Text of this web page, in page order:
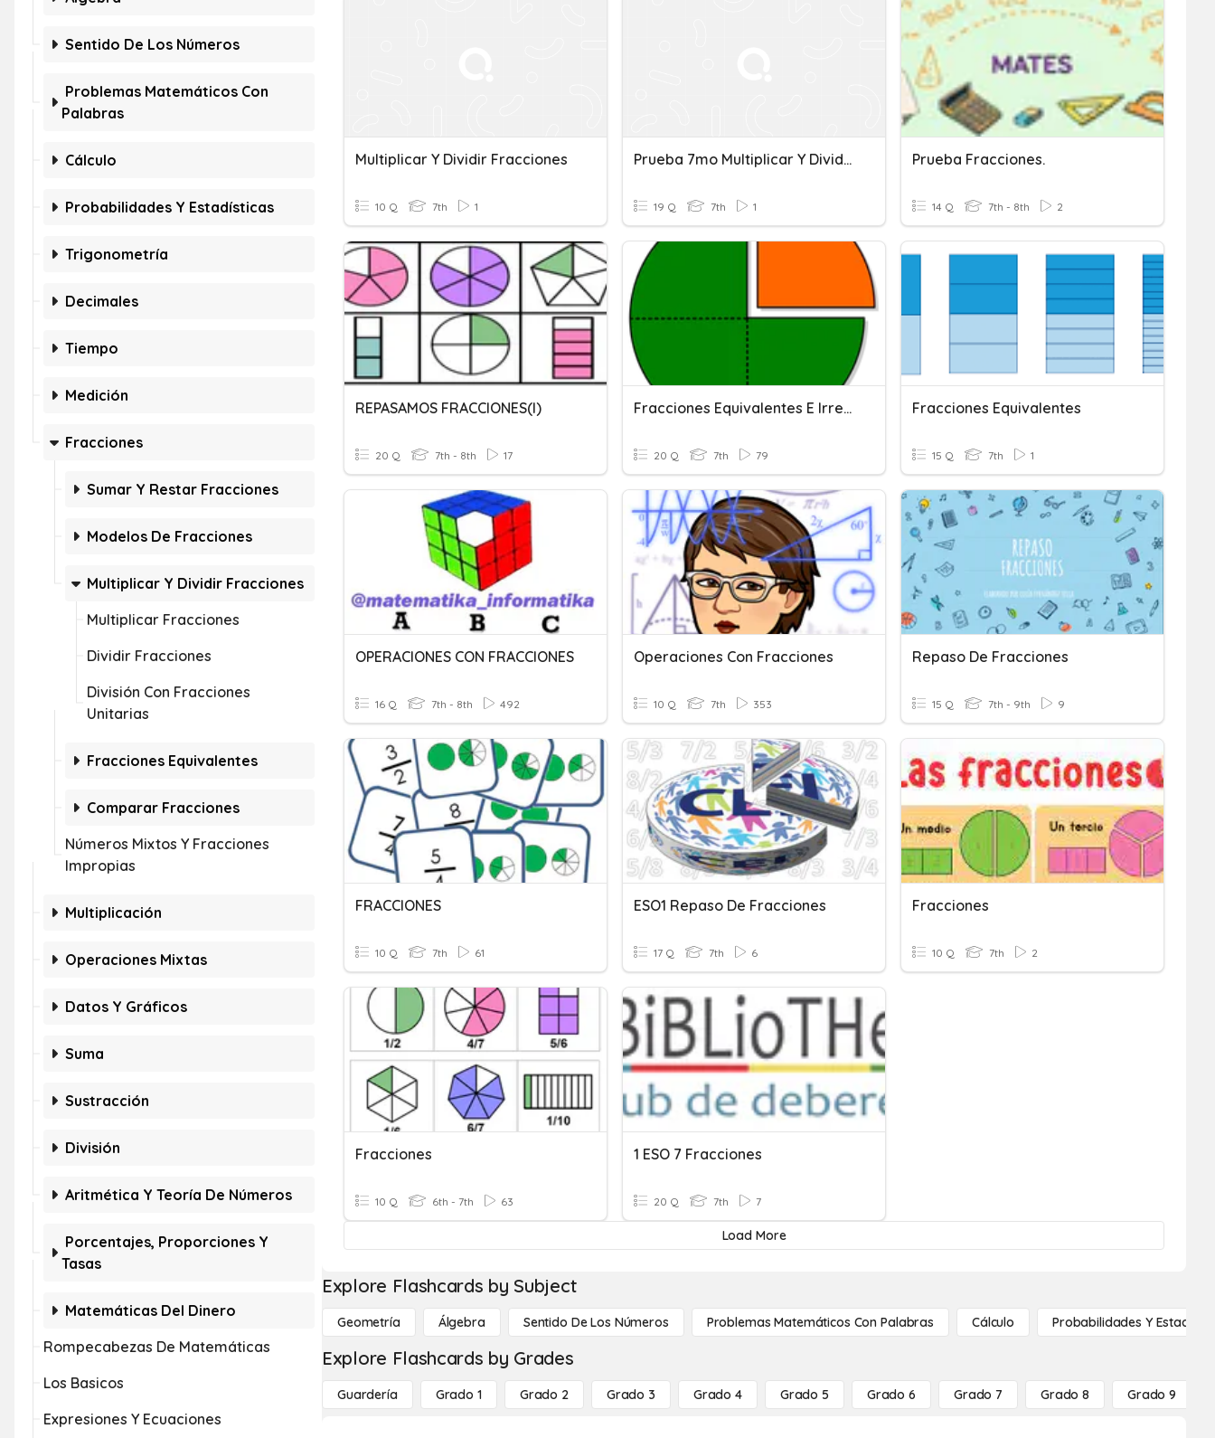
Sentido De Los Números
Problemas Matemáticos Con
Palabras
Cálculo
Probabilidades Y Estadísticas
Trigonometría
Decimales
Tiempo
Medición
Fracciones
Sumar Y Restar Fracciones
Modelos De Fracciones
Multiplicar Y Dividir Fracciones
Multiplicar Fracciones
Dividir Fracciones
División Con Fracciones
Unitarias
Fracciones Equivalentes
Comparar Fracciones
Números Mixtos Y Fracciones
Impropias
Multiplicación
Operaciones Mixtas
Datos Y Gráficos
Suma
Sustracción
División
Aritmética Y Teoría De Números
Porcentajes, Proporciones Y
Tasas
Matemáticas Del Dinero
Rompecabezas De Matemáticas
Los Basicos
Expresiones Y Ecuaciones
Multiplicar Y Dividir Fracciones
10 Q 7th 1
Prueba 7mo Multiplicar Y Dividir Fracciones
19 Q 7th 1
Prueba Fracciones.
14 Q 7th - 8th 2
REPASAMOS FRACCIONES(I)
20 Q 7th - 8th 17
Fracciones Equivalentes E Irreducibles
20 Q 7th 79
Fracciones Equivalentes
15 Q 7th 1
OPERACIONES CON FRACCIONES
16 Q 7th - 8th 492
Operaciones Con Fracciones
10 Q 7th 353
Repaso De Fracciones
15 Q 7th - 9th 9
FRACCIONES
10 Q 7th 61
ESO1 Repaso De Fracciones
17 Q 7th 6
Fracciones
10 Q 7th 2
Fracciones
10 Q 6th - 7th 63
1 ESO 7 Fracciones
20 Q 7th 7
Load More
Explore Flashcards by Subject
Geometría Álgebra Sentido De Los Números Problemas Matemáticos Con Palabras Cálculo Probabilidades Y
Explore Flashcards by Grades
Guardería Grado 1 Grado 2 Grado 3 Grado 4 Grado 5 Grado 6 Grado 7 Grado 8 Grado 9